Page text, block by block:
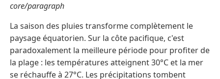
core/paragraph
La saison des pluies transforme complètement le
paysage équatorien. Sur la côte pacifique, c'est
paradoxalement la meilleure période pour profiter de
la plage : les températures atteignent 30°C et la mer
se réchauffe à 27°C. Les précipitations tombent